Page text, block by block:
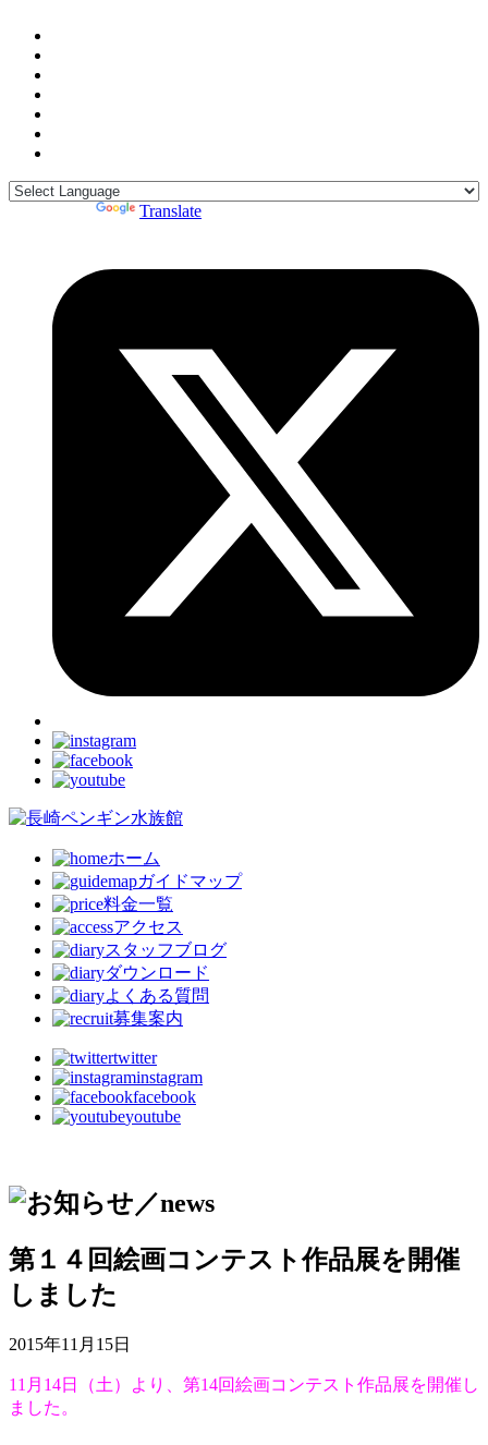
Translate
ホーム
ガイドマップ
料金一覧
アクセス
スタッフブログ
ダウンロード
よくある質問
募集案内
twitter
instagram
facebook
youtube
第１４回絵画コンテスト作品展を開催
しました
2015年11月15日
11月14日（土）より、第14回絵画コンテスト作品展を開催し
ました。